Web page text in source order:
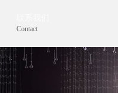
Contact